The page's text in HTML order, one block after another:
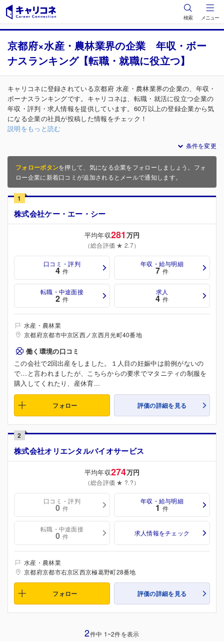
検索 メニュー
京都府×水産・農林業界の企業 年収・ボー
ナスランキング【転職・就職に役立つ】
キャリコネに登録されている京都府 水産・農林業界の企業の、年収・
ボーナスランキングです。キャリコネは、転職・就活に役立つ企業の
年収・評判・求人情報を提供しています。60万以上の登録企業から気
になる企業の社員が投稿した情報をチェック！
説明をもっと読む
条件を変更
フォローボタンを押して、気になる企業をフォローしましょう。フォ
ロー企業に新着口コミが追加されるとメールで通知します。
1
株式会社ケー・エー・シー
平均年収281 万円
（総合評価 ★ 2.7）
口コミ・評判
4 件
年収・給与明細
7 件
転職・中途面接
2 件
求人
4 件
水産・農林業
京都府京都市中京区西ノ京西月光町40番地
働く環境の口コミ
この会社で2回出産をしました。１人目の妊娠中は前例がないの
で…と言われましたが、こちらからの要求でマタニティの制服を
購入してくれたり、産休育...
フォロー 評価の詳細を見る
2
株式会社オリエンタルバイオサービス
平均年収274万円
（総合評価 ★ ?.?）
口コミ・評判
0 件
年収・給与明細
1 件
転職・中途面接
0 件 求人情報をチェック
水産・農林業
京都府京都市右京区西京極葛野町28番地
フォロー 評価の詳細を見る
2件中 1~2件を表示